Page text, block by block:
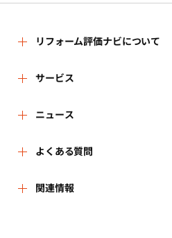
リフォーム評価ナビについて
リフォーム評価ナビとは
運営体制
はじめての方へ
事務局へのお問い合せ
サービス
リフォーム会社を探す
リフォーム事例を見る
リフォームを相談する
ニュース
新着情報
講習会・セミナー
よくある質問
よくある質問
関連情報